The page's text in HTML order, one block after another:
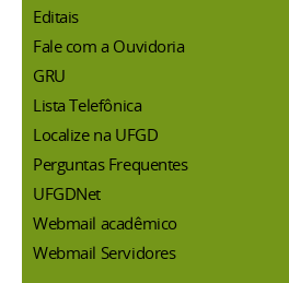
Editais
Fale com a Ouvidoria
GRU
Lista Telefônica
Localize na UFGD
Perguntas Frequentes
UFGDNet
Webmail acadêmico
Webmail Servidores